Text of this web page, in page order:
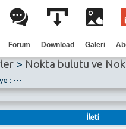
Forum Download Galeri
> Nokta bulutu ve
: ---
İleti